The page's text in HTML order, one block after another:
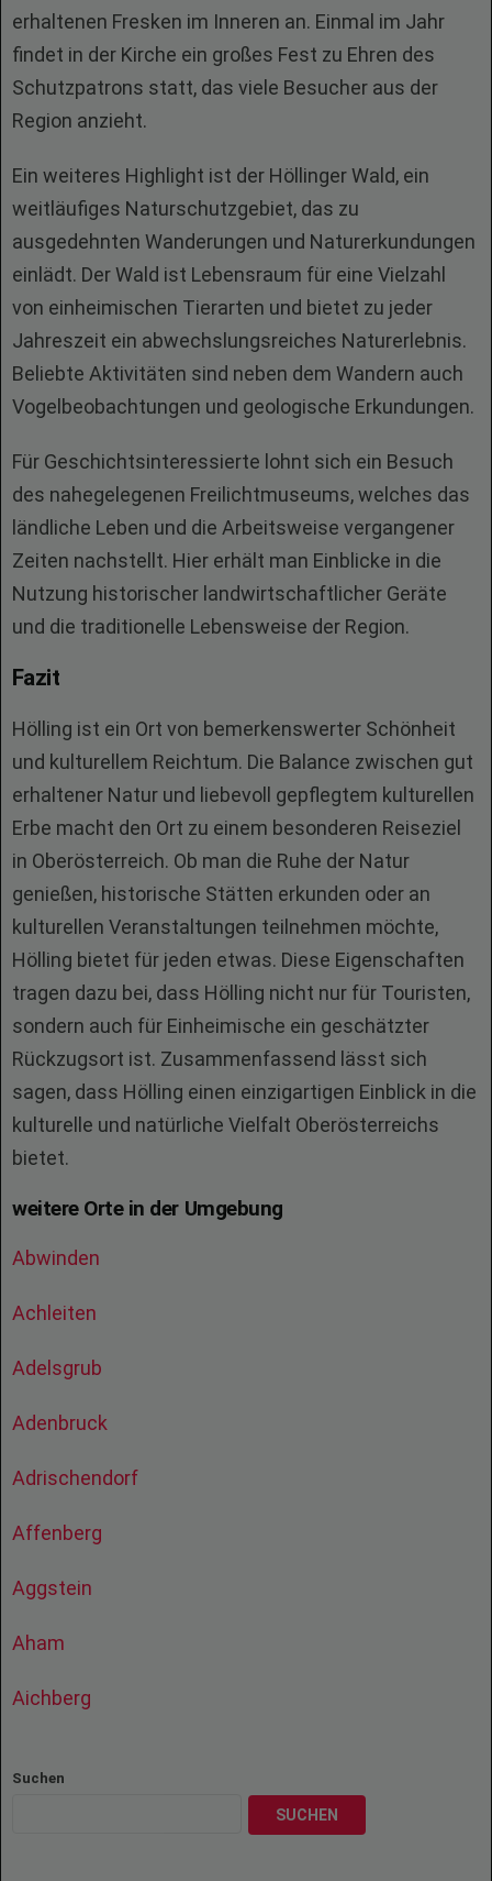
erhaltenen Fresken im Inneren an. Einmal im Jahr
findet in der Kirche ein großes Fest zu Ehren des
Schutzpatrons statt, das viele Besucher aus der
Region anzieht.
Ein weiteres Highlight ist der Höllinger Wald, ein
weitläufiges Naturschutzgebiet, das zu
ausgedehnten Wanderungen und Naturerkundungen
einlädt. Der Wald ist Lebensraum für eine Vielzahl
von einheimischen Tierarten und bietet zu jeder
Jahreszeit ein abwechslungsreiches Naturerlebnis.
Beliebte Aktivitäten sind neben dem Wandern auch
Vogelbeobachtungen und geologische Erkundungen.
Für Geschichtsinteressierte lohnt sich ein Besuch
des nahegelegenen Freilichtmuseums, welches das
ländliche Leben und die Arbeitsweise vergangener
Zeiten nachstellt. Hier erhält man Einblicke in die
Nutzung historischer landwirtschaftlicher Geräte
und die traditionelle Lebensweise der Region.
Fazit
Hölling ist ein Ort von bemerkenswerter Schönheit
und kulturellem Reichtum. Die Balance zwischen gut
erhaltener Natur und liebevoll gepflegtem kulturellen
Erbe macht den Ort zu einem besonderen Reiseziel
in Oberösterreich. Ob man die Ruhe der Natur
genießen, historische Stätten erkunden oder an
kulturellen Veranstaltungen teilnehmen möchte,
Hölling bietet für jeden etwas. Diese Eigenschaften
tragen dazu bei, dass Hölling nicht nur für Touristen,
sondern auch für Einheimische ein geschätzter
Rückzugsort ist. Zusammenfassend lässt sich
sagen, dass Hölling einen einzigartigen Einblick in die
kulturelle und natürliche Vielfalt Oberösterreichs
bietet.
weitere Orte in der Umgebung
Abwinden
Achleiten
Adelsgrub
Adenbruck
Adrischendorf
Affenberg
Aggstein
Aham
Aichberg
Suchen
SUCHEN